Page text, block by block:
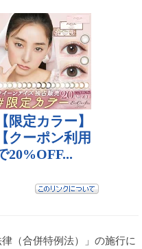
（合併特例法）」の施行に